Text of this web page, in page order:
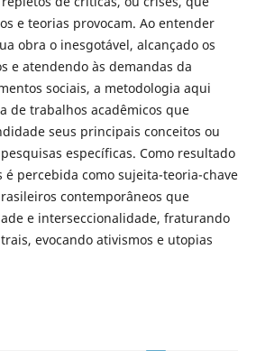
e teorias provocam. Ao entender
obra o inesgotável, alcançado os
e atendendo às demandas da
sociais, a metodologia aqui
de trabalhos acadêmicos que
seus principais conceitos ou
específicas. Como resultado
é percebida como sujeita-teoria-chave
contemporâneos que
e interseccionalidade, fraturando
evocando ativismos e utopias